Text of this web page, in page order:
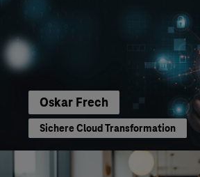
Oskar Frech
Sichere Cloud Transformation